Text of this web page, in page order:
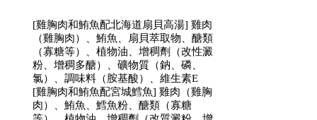
[雞胸肉和鮪魚配北海道扇貝高湯] 雞肉
（雞胸肉）、鮪魚、扇貝萃取物、醣類
（寡糖等）、植物油、增稠劑（改性澱
粉、增稠多醣）、礦物質（鈉、磷、
氯）、調味料（胺基酸）、維生素E
[雞胸肉和鮪魚配宮城鱈魚] 雞肉（雞胸
肉）、鮪魚、鱈魚粉、醣類（寡糖